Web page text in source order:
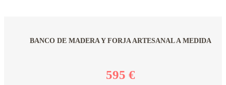
BANCO DE MADERA Y FORJA ARTESANAL A MEDIDA
595 €